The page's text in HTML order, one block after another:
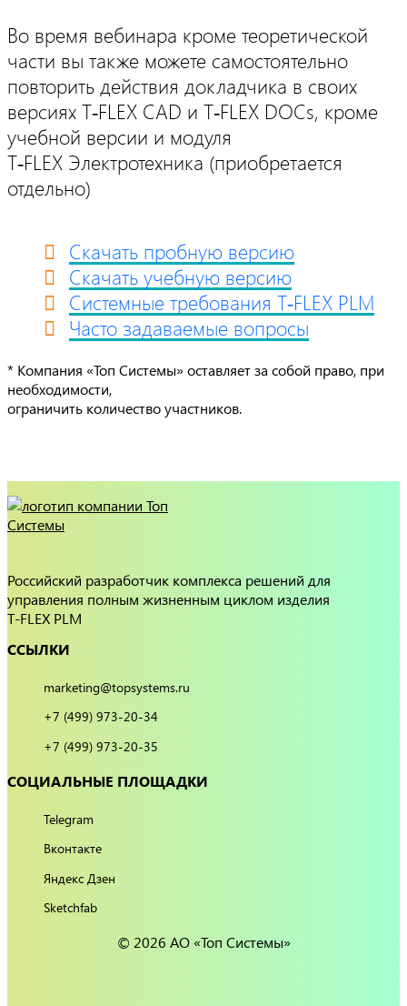
Во время вебинара кроме теоретической
части вы также можете самостоятельно
повторить действия докладчика в своих
версиях T‑FLEX CAD и T‑FLEX DOCs, кроме
учебной версии и модуля
T‑FLEX Электротехника (приобретается
отдельно)
Скачать пробную версию
Скачать учебную версию
Системные требования T‑FLEX PLM
Часто задаваемые вопросы
* Компания «Топ Системы» оставляет за собой право, при
необходимости,
ограничить количество участников.
Российский разработчик комплекса решений для
управления полным жизненным циклом изделия
T-FLEX PLM
ССЫЛКИ
marketing@topsystems.ru
+7 (499) 973-20-34
+7 (499) 973-20-35
СОЦИАЛЬНЫЕ ПЛОЩАДКИ
Telegram
Вконтакте
Яндекс Дзен
Sketchfab
© 2026 АО «Топ Системы»